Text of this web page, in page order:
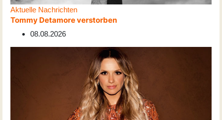
Aktuelle Nachrichten
Tommy Detamore verstorben
08.08.2026